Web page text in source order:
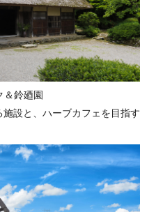
鈴廼園
設と、ハーブカフェを目指す